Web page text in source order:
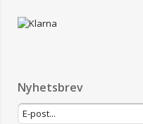
Nyhetsbrev